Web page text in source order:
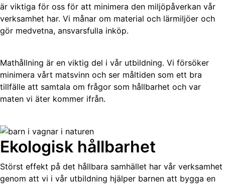
är viktiga för oss för att minimera den miljöpåverkan vår
verksamhet har. Vi månar om material och lärmiljöer och
gör medvetna, ansvarsfulla inköp.
Mathållning är en viktig del i vår utbildning. Vi försöker
minimera vårt matsvinn och ser måltiden som ett bra
tillfälle att samtala om frågor som hållbarhet och var
maten vi äter kommer ifrån.
Ekologisk hållbarhet
Störst effekt på det hållbara samhället har vår verksamhet
genom att vi i vår utbildning hjälper barnen att bygga en